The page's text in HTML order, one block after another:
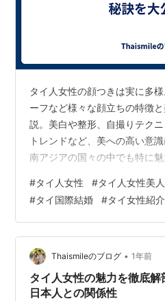
タイ人女性の顔つきは実に多
ーフなど様々な顔立ちの特徴
説。美白や整形、自撮りテク
トレンドなど、美への高い意
南アジアの国々の中でも特に
性からも人気が高い存在です
立ちには実に多様性があり、
あります。本記事では、タイ
て、さまざまな角度から詳し
な顔立ち タイ人女性の顔立ち
ます。東南アジア風の顔立ち
#タイ人女性 #タイ人女性美人
#タイ国際結婚 #タイ女性紹介
Thaismileのブログ • 1年前
タイ人女性の魅力を徹底解
日本人との関係性